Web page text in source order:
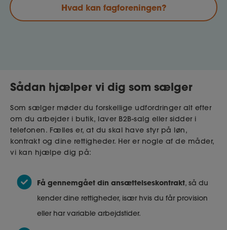
Hvad kan fagforeningen?
Sådan hjælper vi dig som sælger
Som sælger møder du forskellige udfordringer alt efter
om du arbejder i butik, laver B2B-salg eller sidder i
telefonen. Fælles er, at du skal have styr på løn,
kontrakt og dine rettigheder. Her er nogle af de måder,
vi kan hjælpe dig på:
Få gennemgået din ansættelseskontrakt, så du
kender dine rettigheder, især hvis du får provision
eller har variable arbejdstider.